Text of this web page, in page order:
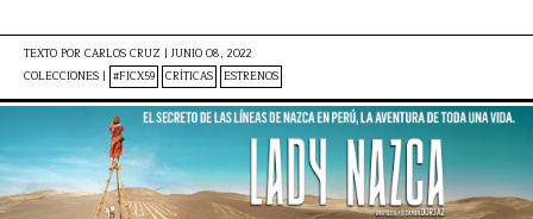
TEXTO POR CARLOS CRUZ | JUNIO 08, 2022
COLECCIONES | #FICX59 CRÍTICAS ESTRENOS